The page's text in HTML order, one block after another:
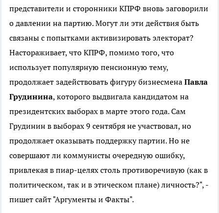
представители и сторонники КПРФ вновь заговорили
о давлении на партию. Могут ли эти действия быть
связаны с попытками активизировать электорат?
Настораживает, что КПРФ, помимо того, что
использует популярную пенсионную тему,
продолжает задействовать фигуру бизнесмена Павла
Грудинина, которого выдвигала кандидатом на
президентских выборах в марте этого года. Сам
Грудинин в выборах 9 сентября не участвовал, но
продолжает оказывать поддержку партии. Но не
совершают ли коммунисты очередную ошибку,
привлекая в пиар-целях столь противоречивую (как в
политическом, так и в этическом плане) личность?", -
пишет сайт "Аргументы и Факты".